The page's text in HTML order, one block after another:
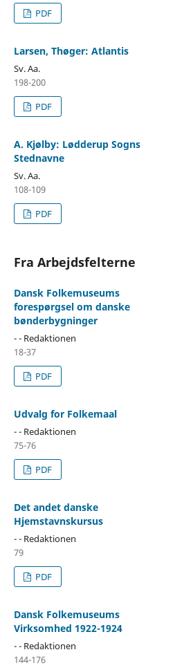
PDF
Larsen, Thøger: Atlantis
Sv. Aa.
198-200
PDF
A. Kjølby: Lødderup Sogns
Stednavne
Sv. Aa.
108-109
PDF
Fra Arbejdsfelterne
Dansk Folkemuseums
forespørgsel om danske
bønderbygninger
- - Redaktionen
18-37
PDF
Udvalg for Folkemaal
- - Redaktionen
75-76
PDF
Det andet danske
Hjemstavnskursus
- - Redaktionen
79
PDF
Dansk Folkemuseums
Virksomhed 1922-1924
- - Redaktionen
144-176